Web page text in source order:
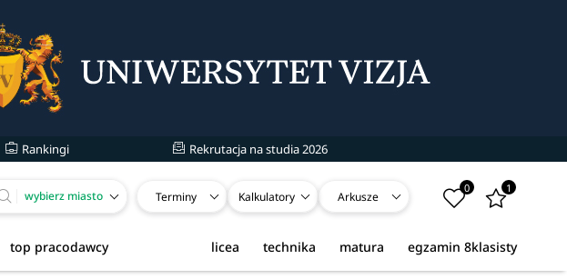
Rankingi Rekrutacja na studia 2026
wybierz miasto Terminy Kalkulatory Arkusze
0 1
top pracodawcy egzamin 8klasisty
matura
technika
licea